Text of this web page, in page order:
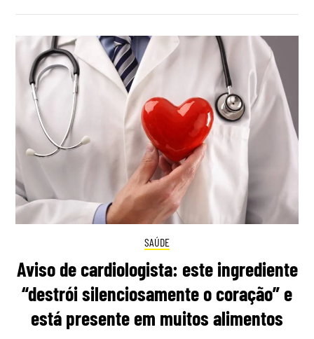
SAÚDE
Aviso de cardiologista: este ingrediente
“destrói silenciosamente o coração” e
está presente em muitos alimentos